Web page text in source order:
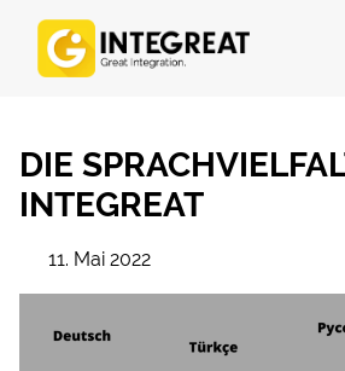
DIE
INTEGREAT
11. Mai 2022